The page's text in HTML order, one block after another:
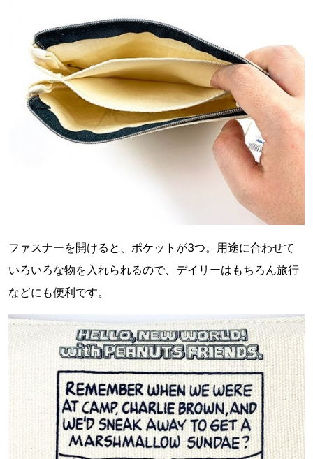
ファスナーを開けると、ポケットが3つ。用途に合わせて
いろいろな物を入れられるので、デイリーはもちろん旅行
などにも便利です。